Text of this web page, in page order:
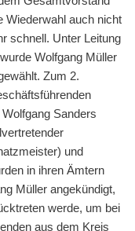
Wiederwahl auch nicht
schnell. Unter Leitung
Wolfgang Müller
Zum 2.
Sanders
und
in ihren Ämtern
Müller angekündigt,
werde, um bei
aus dem Kreis